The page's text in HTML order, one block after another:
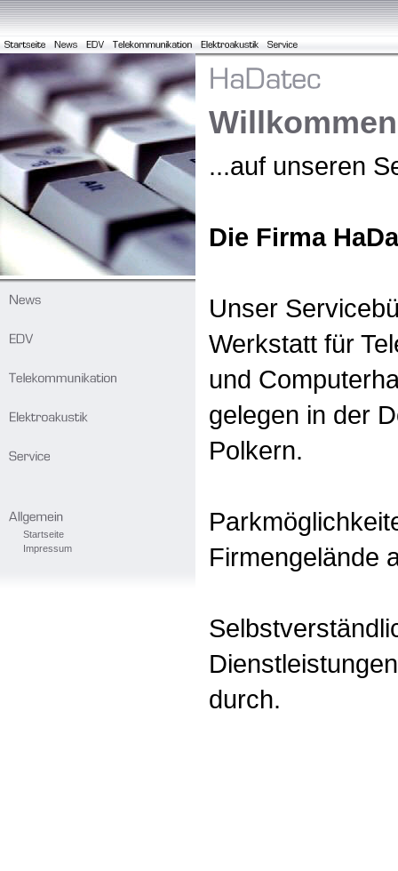
Startseite
Impressum
...auf unseren
Die Firma
Unser
Werkstatt für
und
gelegen in der
Polkern.
Firmengelände
durch.